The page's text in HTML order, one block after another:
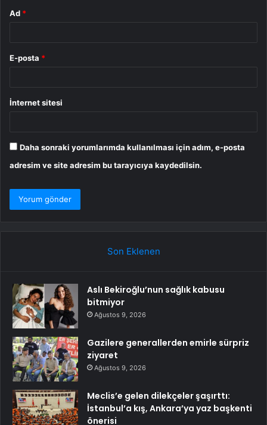
Ad *
E-posta *
İnternet sitesi
Daha sonraki yorumlarımda kullanılması için adım, e-posta
adresim ve site adresim bu tarayıcıya kaydedilsin.
Son Eklenen
Aslı Bekiroğlu’nun sağlık kabusu
bitmiyor
Ağustos 9, 2026
Gazilere generallerden emirle sürpriz
ziyaret
Ağustos 9, 2026
Meclis’e gelen dilekçeler şaşırttı:
İstanbul’a kış, Ankara’ya yaz başkenti
önerisi